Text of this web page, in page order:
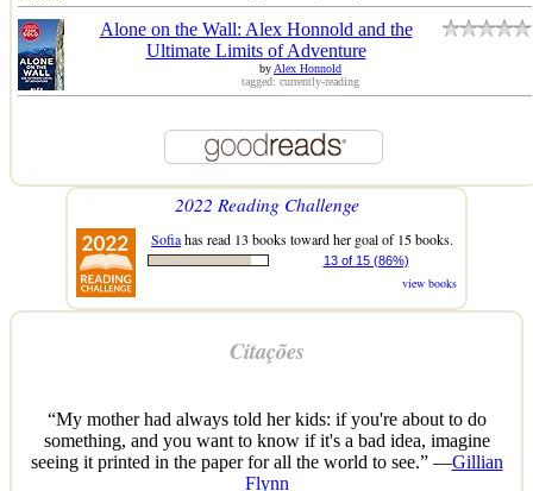
Alone on the Wall: Alex Honnold and the
Ultimate Limits of Adventure
by Alex Honnold
tagged: currently-reading
2022 Reading Challenge
Sofiahas read 13 books toward her goal of 15 books.
13 of 15 (86%)
view books
Citações
“My mother had always told her kids: if you're about to do
something, and you want to know if it's a bad idea, imagine
seeing it printed in the paper for all the world to see.” —Gillian
Flynn